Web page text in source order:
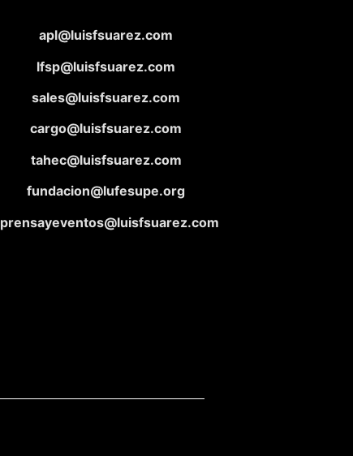
apl@luisfsuarez.com
lfsp@luisfsuarez.com
sales@luisfsuarez.com
cargo@luisfsuarez.com
tahec@luisfsuarez.com
fundacion@lufesupe.org
prensayeventos@luisfsuarez.com